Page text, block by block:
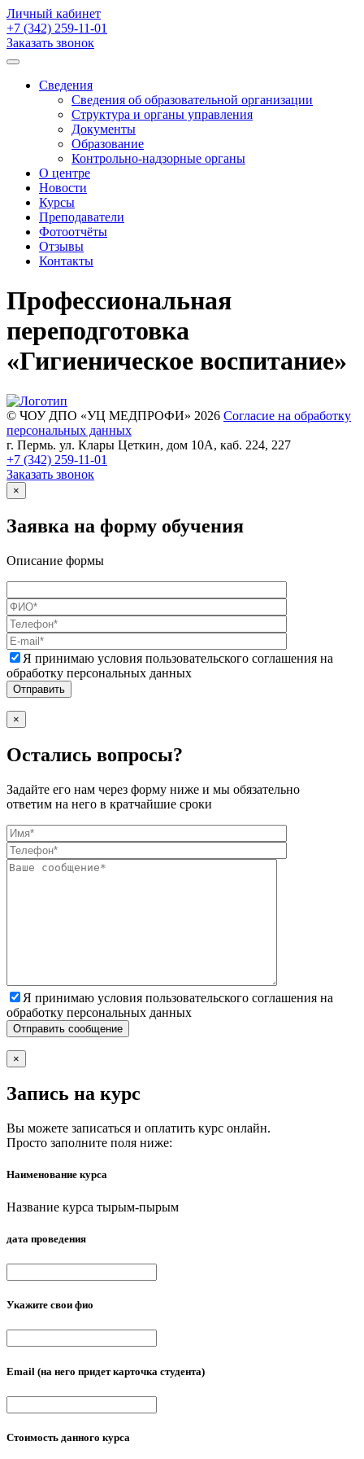
Личный кабинет
+7 (342) 259-11-01
Заказать звонок
Сведения
Сведения об образовательной организации
Структура и органы управления
Документы
Образование
Контрольно-надзорные органы
О центре
Новости
Курсы
Преподаватели
Фотоотчёты
Отзывы
Контакты
Профессиональная
переподготовка
«Гигиеническое воспитание»
© ЧОУ ДПО «УЦ МЕДПРОФИ» 2026 Согласие на обработку
персональных данных
г. Пермь. ул. Клары Цеткин, дом 10А, каб. 224, 227
+7 (342) 259-11-01
Заказать звонок
×
Заявка на форму обучения
Описание формы
Я принимаю условия пользовательского соглашения на
обработку персональных данных
×
Остались вопросы?
Задайте его нам через форму ниже и мы обязательно
ответим на него в кратчайшие сроки
Я принимаю условия пользовательского соглашения на
обработку персональных данных
×
Запись на курс
Вы можете записаться и оплатить курс онлайн.
Просто заполните поля ниже:
Наименование курса
Название курса тырым-пырым
дата проведения
Укажите свои фио
Email (на него придет карточка студента)
Стоимость данного курса